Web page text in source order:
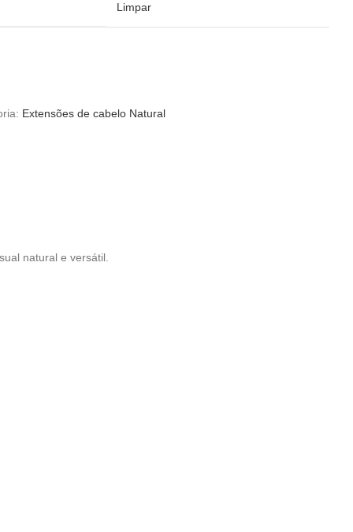
Limpar
Extensões de cabelo Natural
natural e versátil.